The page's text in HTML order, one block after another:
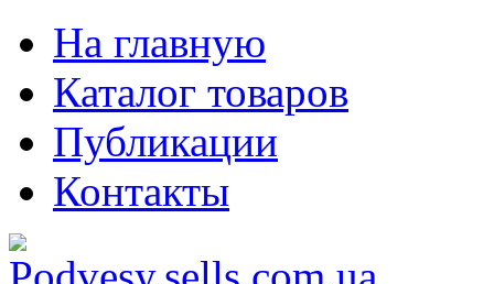
На главную
Каталог товаров
Публикации
Контакты